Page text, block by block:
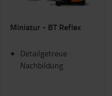
Miniatur - BT Reflex
Detailgetreue
Nachbildung